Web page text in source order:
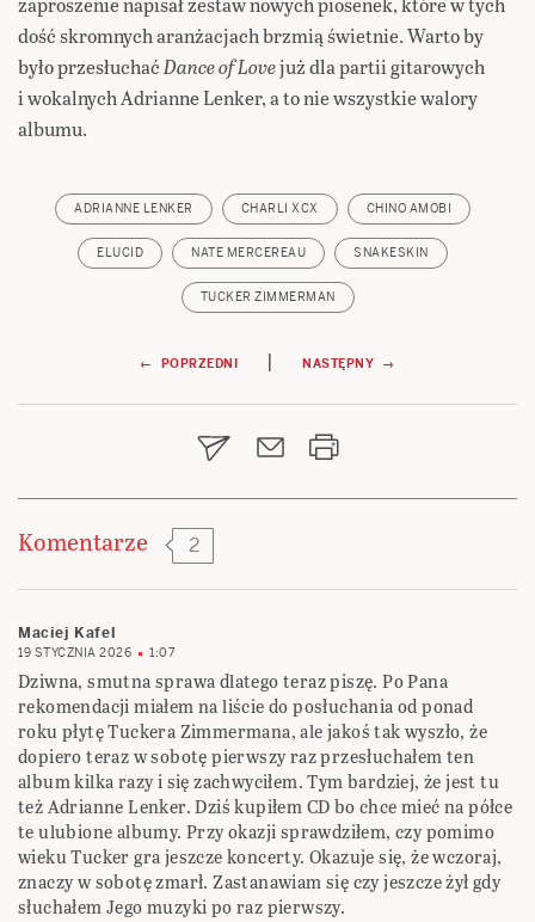
dość skromnych aranżacjach brzmią świetnie. Warto by
było przesłuchaćDance of Lovejuż dla partii gitarowych
i wokalnych Adrianne Lenker, a to nie wszystkie walory
albumu.
ADRIANNE LENKER CHARLI XCX CHINO AMOBI
ELUCID NATE MERCEREAU SNAKESKIN
TUCKER ZIMMERMAN
Nawigacja
wpisu
← POPRZEDNI | NASTĘPNY →
Komentarze 2
Maciej Kafel
19 STYCZNIA 2026 1:07
Dziwna, smutna sprawa dlatego teraz piszę. Po Pana
rekomendacji miałem na liście do posłuchania od ponad
roku płytę Tuckera Zimmermana, ale jakoś tak wyszło, że
dopiero teraz w sobotę pierwszy raz przesłuchałem ten
album kilka razy i się zachwyciłem. Tym bardziej, że jest tu
też Adrianne Lenker. Dziś kupiłem CD bo chce mieć na półce
te ulubione albumy. Przy okazji sprawdziłem, czy pomimo
wieku Tucker gra jeszcze koncerty. Okazuje się, że wczoraj,
znaczy w sobotę zmarł. Zastanawiam się czy jeszcze żył gdy
słuchałem Jego muzyki po raz pierwszy.